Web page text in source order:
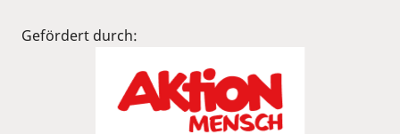
Gefördert durch: